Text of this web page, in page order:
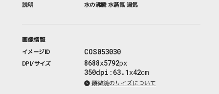
説明 水の沸騰 水蒸気 湯気
画像情報
イメージID
COS053030
DPI/サイズ 8688x5792px
350dpi : 63.1x42cm
顕微鏡のサイズについて